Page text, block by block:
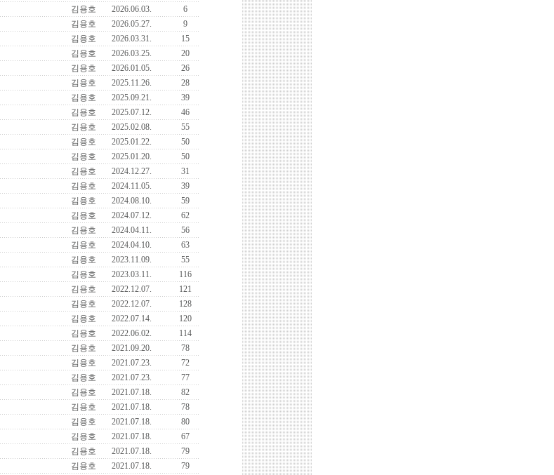
김용호 2026.06.03.
6
김용호 2026.05.27.
9
김용호 2026.03.31.
15
김용호 2026.03.25.
20
김용호 2026.01.05.
26
김용호 2025.11.26.
28
김용호 2025.09.21.
39
김용호 2025.07.12.
46
김용호 2025.02.08.
55
김용호 2025.01.22.
50
김용호 2025.01.20.
50
김용호 2024.12.27.
31
김용호 2024.11.05.
39
김용호 2024.08.10.
59
김용호 2024.07.12.
62
김용호 2024.04.11.
56
김용호 2024.04.10.
63
김용호 2023.11.09.
55
김용호 2023.03.11.
116
김용호 2022.12.07.
121
김용호 2022.12.07.
128
김용호 2022.07.14.
120
김용호 2022.06.02.
114
김용호 2021.09.20.
78
김용호 2021.07.23.
72
김용호 2021.07.23.
77
김용호 2021.07.18.
82
김용호 2021.07.18.
78
김용호 2021.07.18.
80
김용호 2021.07.18.
67
김용호 2021.07.18.
79
김용호 2021.07.18.
79